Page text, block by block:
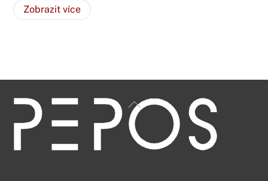
Zobrazit více
Back
To
Top